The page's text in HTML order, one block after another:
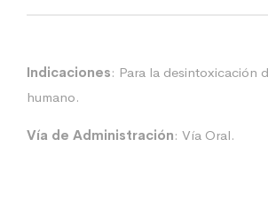
Indicaciones: Para la desintoxicación
humano.
Vía de Administración: Vía Oral.